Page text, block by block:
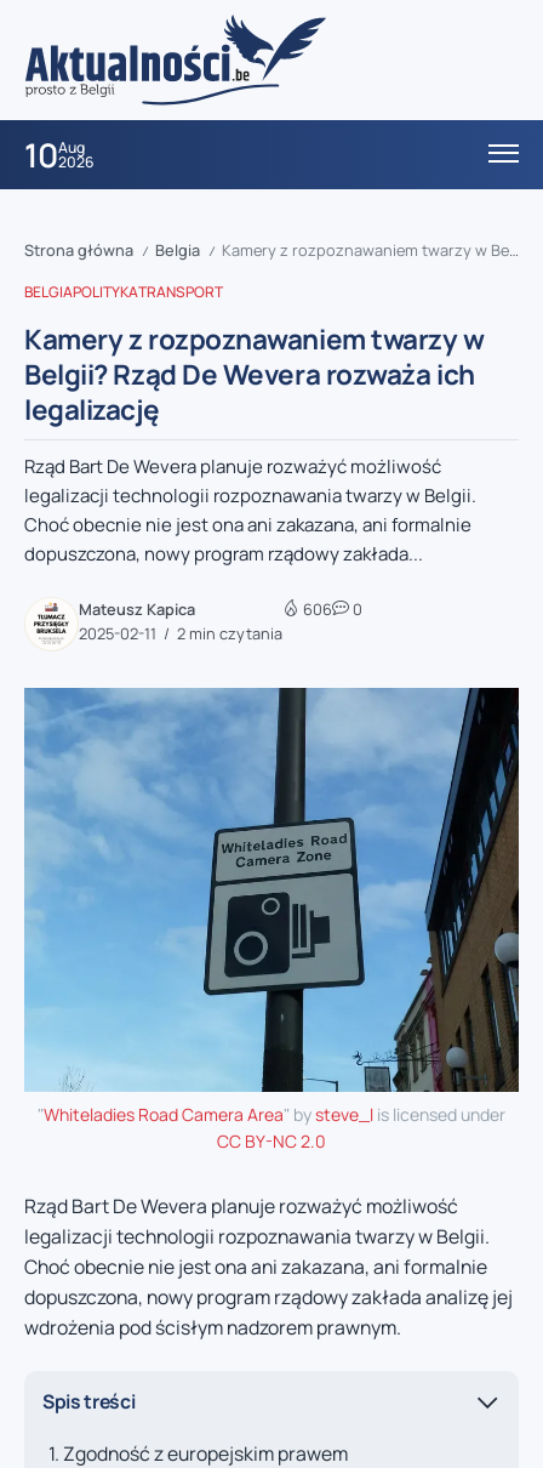
10Aug
2026
Strona główna / Belgia / Kamery z rozpoznawaniem twarzy w Belgii? Rząd De Wevera rozważa ich legalizację
BELGIAPOLITYKATRANSPORT
Kamery z rozpoznawaniem twarzy w
Belgii? Rząd De Wevera rozważa ich
legalizację
Rząd Bart De Wevera planuje rozważyć możliwość
legalizacji technologii rozpoznawania twarzy w Belgii.
Choć obecnie nie jest ona ani zakazana, ani formalnie
dopuszczona, nowy program rządowy zakłada...
Mateusz Kapica
2025-02-11
2 min czytania
606 0
"Whiteladies Road Camera Area" bysteve_l is licensed under
CC BY-NC 2.0
Rząd Bart De Wevera planuje rozważyć możliwość
legalizacji technologii rozpoznawania twarzy w Belgii.
Choć obecnie nie jest ona ani zakazana, ani formalnie
dopuszczona, nowy program rządowy zakłada analizę jej
wdrożenia pod ścisłym nadzorem prawnym.
Spis treści
Zgodność z europejskim prawem